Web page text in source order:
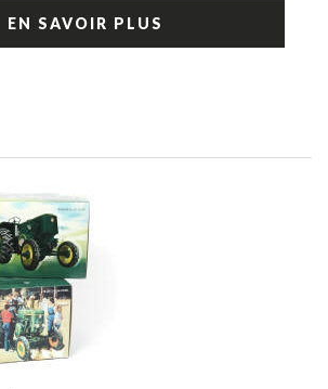
EN SAVOIR PLUS